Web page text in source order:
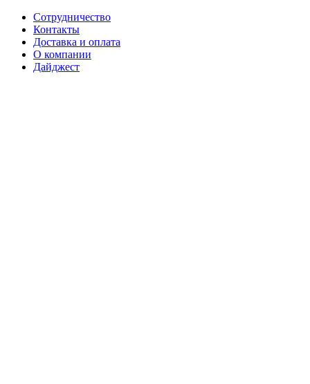
Сотрудничество
Контакты
Доставка и оплата
О компании
Дайджест